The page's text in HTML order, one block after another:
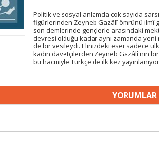
Politik ve sosyal anlamda çok sayıda
figürlerinden Zeyneb Gazâlî ömrünü ilmî
son demlerinde gençlerle arasındaki
devresi olduğu kadar aynı zamanda yeni
de bir vesileydi. Elinizdeki eser sadece
kadın davetçilerden Zeyneb Gazâlî'nin
bu hacmiyle Türkçe'de ilk kez
YORUMLAR